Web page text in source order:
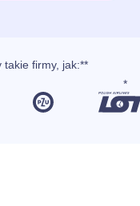
takie firmy, jak:**